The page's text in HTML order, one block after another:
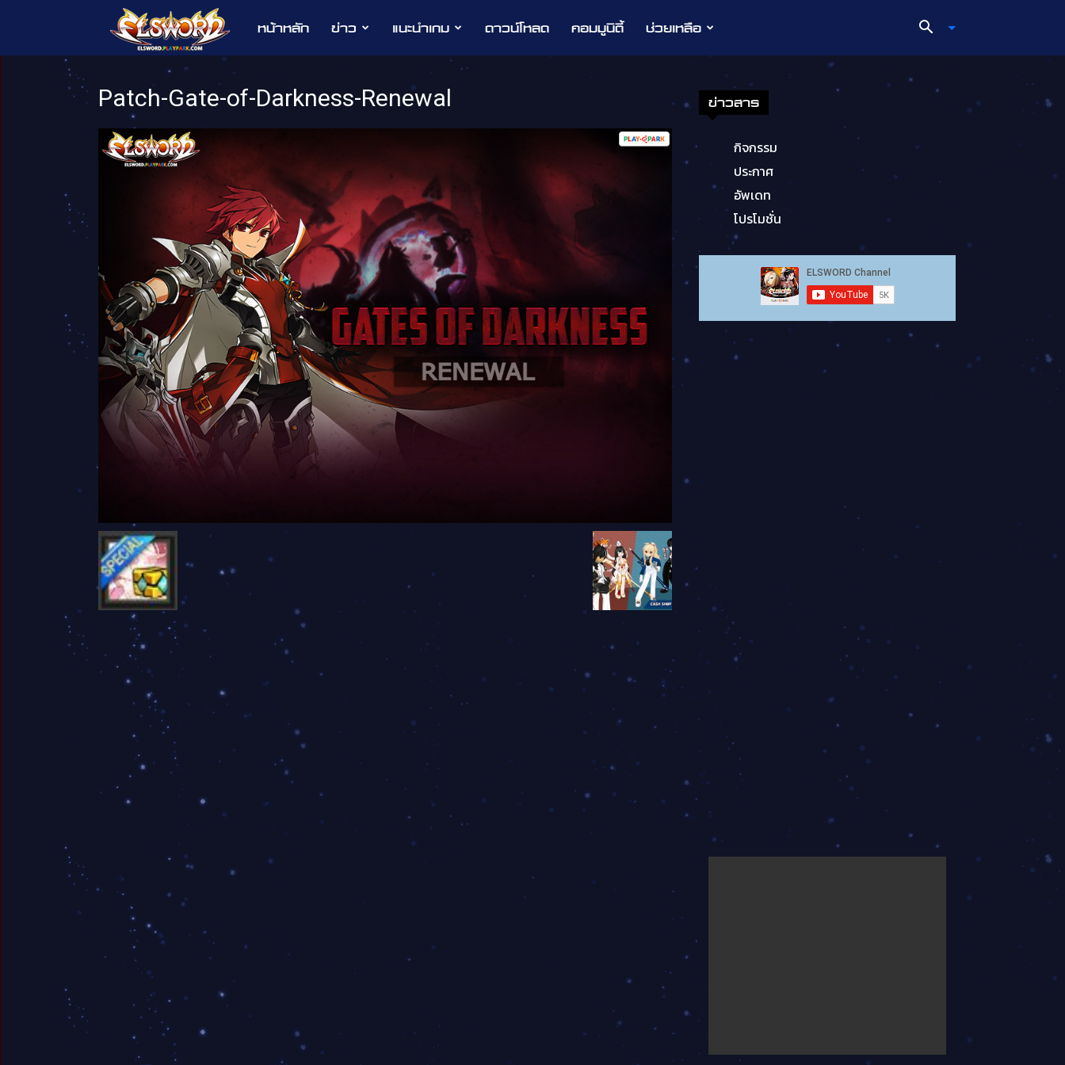
Elsword
หน้าหลัก ข่าว แนะนำเกม ดาวน์โหลด คอมมูนิตี้ ช่วยเหลือ
Patch-Gate-of-Darkness-Renewal ข่าวสาร
กิจกรรม
ประกาศ
อัพเดท
โปรโมชั่น